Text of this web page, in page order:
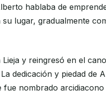
hablaba de
su lugar, gradualmente
Lieja y reingresó en el
dedicación y piedad de
fue nombrado